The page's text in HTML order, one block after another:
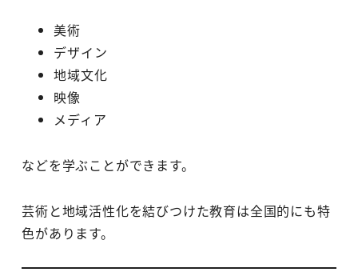
美術
デザイン
地域文化
映像
メディア
などを学ぶことができます。
芸術と地域活性化を結びつけた教育は全国的にも特
色があります。